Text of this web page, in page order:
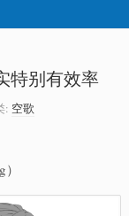
特别有效率
: 空歌